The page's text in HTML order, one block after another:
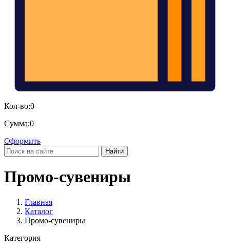
Кол-во:0
Сумма:0
Оформить
Найти
Промо-сувениры
Главная
Каталог
Промо-сувениры
Категория